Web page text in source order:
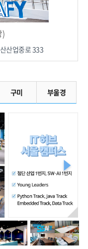
)
산업중로 333
구미 부울경